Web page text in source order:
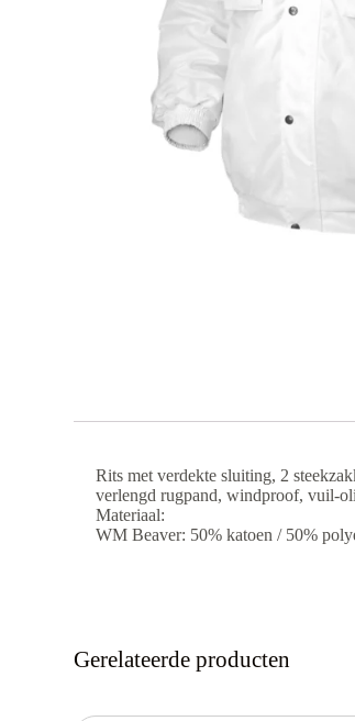
Rits met verdekte sluiting, 2
verlengd rugpand, windproof, vuil-
Materiaal:
WM Beaver: 50% katoen / 50%
Gerelateerde producten